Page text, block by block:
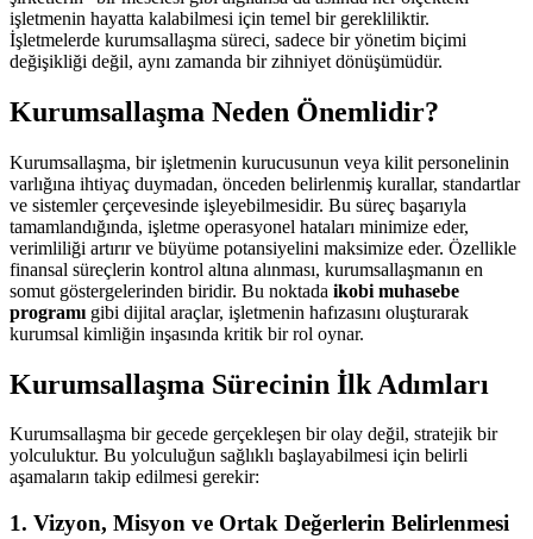
işletmenin hayatta kalabilmesi için temel bir gerekliliktir.
İşletmelerde kurumsallaşma süreci, sadece bir yönetim biçimi
değişikliği değil, aynı zamanda bir zihniyet dönüşümüdür.
Kurumsallaşma Neden Önemlidir?
Kurumsallaşma, bir işletmenin kurucusunun veya kilit personelinin
varlığına ihtiyaç duymadan, önceden belirlenmiş kurallar, standartlar
ve sistemler çerçevesinde işleyebilmesidir. Bu süreç başarıyla
tamamlandığında, işletme operasyonel hataları minimize eder,
verimliliği artırır ve büyüme potansiyelini maksimize eder. Özellikle
finansal süreçlerin kontrol altına alınması, kurumsallaşmanın en
somut göstergelerinden biridir. Bu noktada ikobi muhasebe
programı gibi dijital araçlar, işletmenin hafızasını oluşturarak
kurumsal kimliğin inşasında kritik bir rol oynar.
Kurumsallaşma Sürecinin İlk Adımları
Kurumsallaşma bir gecede gerçekleşen bir olay değil, stratejik bir
yolculuktur. Bu yolculuğun sağlıklı başlayabilmesi için belirli
aşamaların takip edilmesi gerekir:
1. Vizyon, Misyon ve Ortak Değerlerin Belirlenmesi